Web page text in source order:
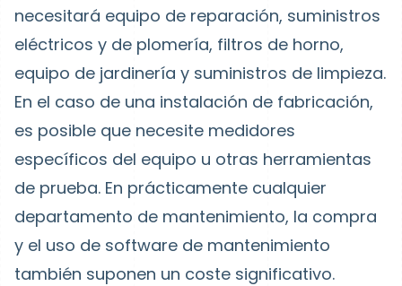
necesitará equipo de reparación, suministros
eléctricos y de plomería, filtros de horno,
equipo de jardinería y suministros de limpieza.
En el caso de una instalación de fabricación,
es posible que necesite medidores
específicos del equipo u otras herramientas
de prueba. En prácticamente cualquier
departamento de mantenimiento, la compra
y el uso de software de mantenimiento
también suponen un coste significativo.